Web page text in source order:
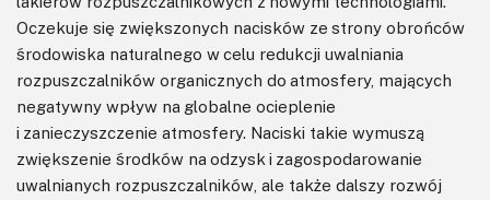
Oczekuje się zwiększonych nacisków ze strony obrońców
środowiska naturalnego w celu redukcji uwalniania
rozpuszczalników organicznych do atmosfery, mających
negatywny wpływ na globalne ocieplenie
i zanieczyszczenie atmosfery. Naciski takie wymuszą
zwiększenie środków na odzysk i zagospodarowanie
uwalnianych rozpuszczalników, ale także dalszy rozwój